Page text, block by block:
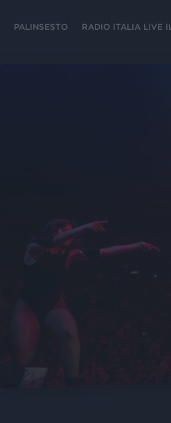
PALINSESTO RADIO ITALIA LIVE